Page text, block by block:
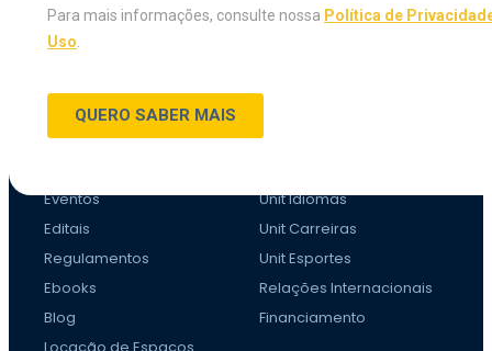
Traga sua nota do Enem
Portador de Diploma
Eventos
Editais
Regulamentos
Ebooks
Blog
Unit Idiomas
Unit Carreiras
Unit Esportes
Relações Internacionais
Financiamento